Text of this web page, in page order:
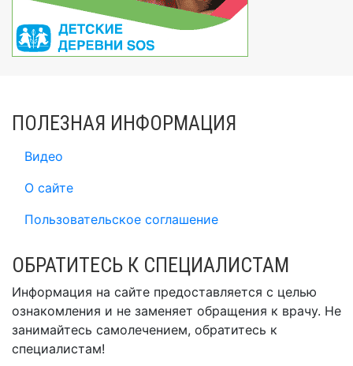
ПОЛЕЗНАЯ ИНФОРМАЦИЯ
Видео
О сайте
Пользовательское соглашение
ОБРАТИТЕСЬ К СПЕЦИАЛИСТАМ
Информация на сайте предоставляется с целью
ознакомления и не заменяет обращения к врачу. Не
занимайтесь самолечением, обратитесь к
специалистам!